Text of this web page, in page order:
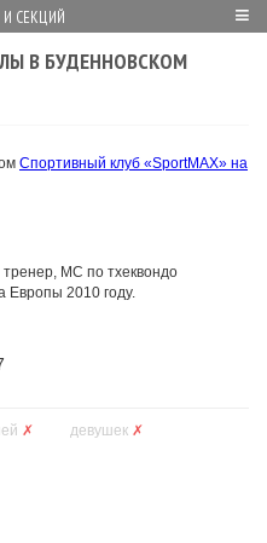
И СЕКЦИЙ ≡
В БУДЕННОВСКОМ
Спортивный клуб «SportMAX» на
МС по тхеквондо
Европы 2010 году.
✗ девушек ✗